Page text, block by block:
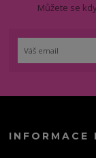
Můžete se
INFORMACE